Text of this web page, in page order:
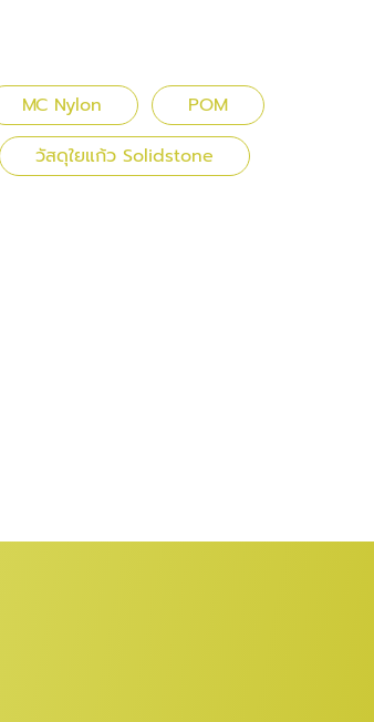
MC Nylon
POM
วัสดุใยแก้ว Solidstone